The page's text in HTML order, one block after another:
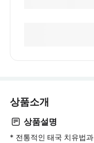
상품소개
상품설명
* 전통적인 태국 치유법